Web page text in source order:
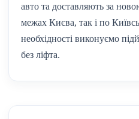
авто та доставляють за
межах Києва, так і по
необхідності виконуємо
без ліфта.